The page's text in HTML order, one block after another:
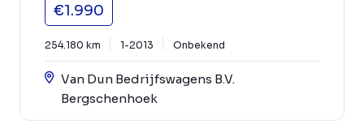
€1.990
254.180 km 1-2013 Onbekend
Van Dun Bedrijfswagens B.V.
Bergschenhoek